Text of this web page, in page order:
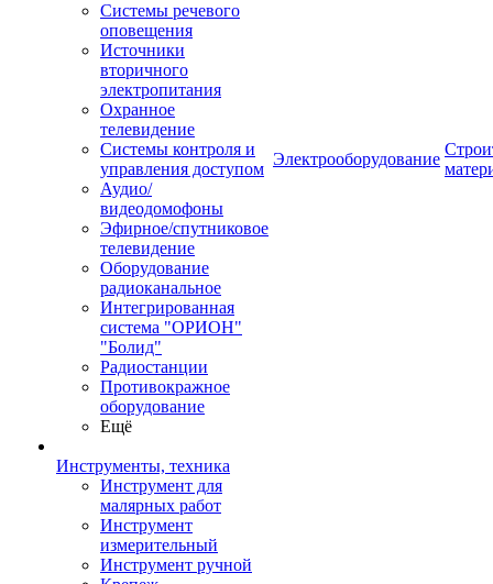
Системы речевого
оповещения
Источники
вторичного
электропитания
Охранное
телевидение
Системы контроля и
управления доступом
Аудио/
видеодомофоны
Эфирное/спутниковое
телевидение
Оборудование
радиоканальное
Интегрированная
система "ОРИОН"
"Болид"
Радиостанции
Противокражное
оборудование
Ещё
Инструменты, техника
Инструмент для
малярных работ
Инструмент
измерительный
Инструмент ручной
Электрооборудование